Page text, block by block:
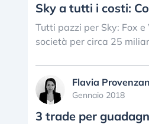
Sky a tutti i costi:
Tutti pazzi per Sky: Fox
società per circa 25
Flavia
Gennaio 2018
3 trade per